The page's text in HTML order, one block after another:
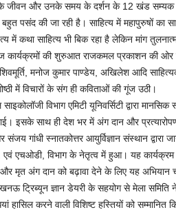
जीवन और उनके समय के दर्शन के 12 खंड सम्यक
पसंद की जा रही है। साहित्य में महापुरुषों का
में कथा साहित्य भी बिक रहा है लेकिन मांग
कार्यक्रमों की शुरुआत राजकमल प्रकाशन की
मनोज कुमार पाण्डेय, अखिलेश आदि
में विचारों के संग ही कविताओं की गूंज उठी।
विभाग एमिटी यूनिवर्सिटी द्वारा
इसके साथ ही देश भर में अंग दान और
संजय गांधी स्नातकोत्तर आयुर्विज्ञान संस्थान
एवं एचओडी, विभाग के नेतृत्व में हुआ। यह
मृत अंग दान को बढ़ावा देने के लिए यह अभियान
ट्रिब्यून ज्ञान डेयरी के सहयोग से मेला
हासिल करने वाली विशिष्ट हस्तियों को